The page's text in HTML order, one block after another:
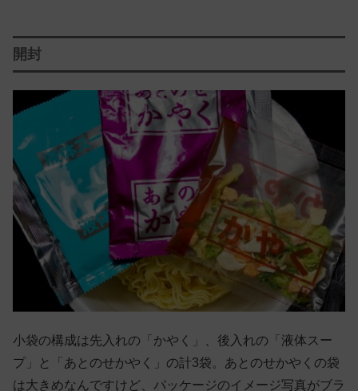
開封
小袋の構成は先入れの「かやく」、後入れの「液体スー
プ」と「あとのせかやく」の計3袋。あとのせかやくの袋
は大きめなんですけど、パッケージのイメージ写真がブラ